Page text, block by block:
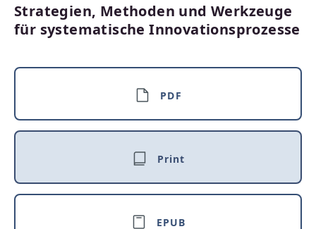
Strategien, Methoden und Werkzeuge
für systematische Innovationsprozesse
PDF
Print
EPUB